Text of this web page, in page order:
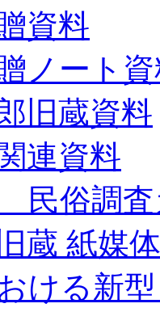
資料
ノート
旧蔵資料
連資料
民俗調査
蔵 紙媒
ける新